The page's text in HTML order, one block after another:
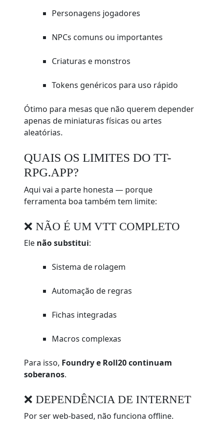
Personagens jogadores
NPCs comuns ou importantes
Criaturas e monstros
Tokens genéricos para uso rápido
Ótimo para mesas que não querem depender
apenas de miniaturas físicas ou artes
aleatórias.
QUAIS OS LIMITES DO TT-
RPG.APP?
Aqui vai a parte honesta — porque
ferramenta boa também tem limite:
❌ NÃO É UM VTT COMPLETO
Ele não substitui:
Sistema de rolagem
Automação de regras
Fichas integradas
Macros complexas
Para isso, Foundry e Roll20 continuam
soberanos.
❌ DEPENDÊNCIA DE INTERNET
Por ser web-based, não funciona offline.